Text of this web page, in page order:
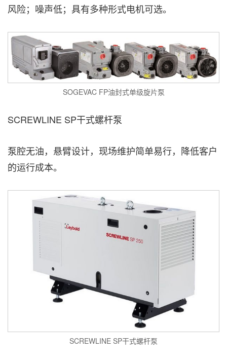
风险；噪声低；具有多种形式电机可选。
SOGEVAC FP油封式单级旋片泵
SCREWLINE SP干式螺杆泵
泵腔无油，悬臂设计，现场维护简单易行，降低客户
的运行成本。
SCREWLINE SP干式螺杆泵